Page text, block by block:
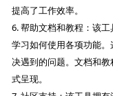
提高了工作效率。
6. 帮助文档和教程：该
学习如何使用各项功能
决遇到的问题。文档和
式呈现。